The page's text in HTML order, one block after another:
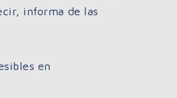
informa de las
en